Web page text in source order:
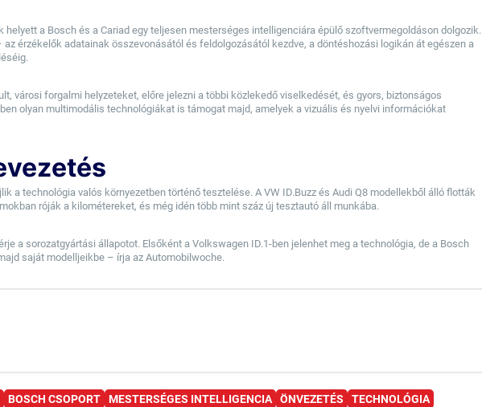
helyett a Bosch és a Cariad egy teljesen mesterséges intelligenciára épülő szoftvermegoldáson dolgozik.
érzékelők adatainak összevonásától és feldolgozásától kezdve, a döntéshozási logikán át egészen a
városi forgalmi helyzeteket, előre jelezni a többi közlekedő viselkedését, és gyors, biztonságos
olyan multimodális technológiákat is támogat majd, amelyek a vizuális és nyelvi információkat
a technológia valós környezetben történő tesztelése. A VW ID.Buzz és Audi Q8 modellekből álló flották
róják a kilométereket, és még idén több mint száz új tesztautó áll munkába.
a sorozatgyártási állapotot. Elsőként a Volkswagen ID.1-ben jelenhet meg a technológia, de a Bosch
saját modelljeikbe – írja az Automobilwoche.
BOSCH CSOPORT MESTERSÉGES INTELLIGENCIA ÖNVEZETÉS TECHNOLÓGIA